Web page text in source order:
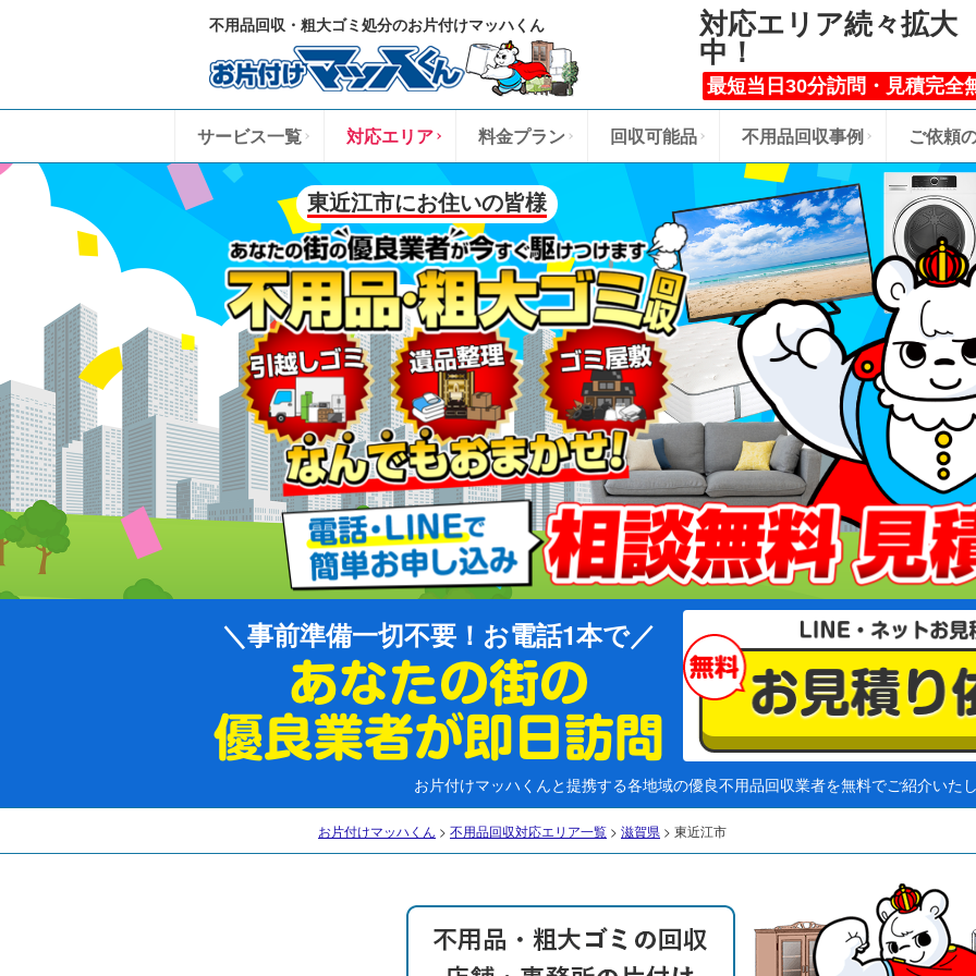
不用品回収・粗大ゴミ処分のお片付けマッハくん 対応エリア続々拡大
中！
最短当日30分訪問・見積完全
サービス一覧 対応エリア 料金プラン 回収可能品 不用品回収事例 ご依頼
東近江市にお住いの皆様
事前準備一切不要！お電話1本で
お片付けマッハくんと提携する各地域の優良不用品回収業者を無料でご紹介いた
お片付けマッハくん > 不用品回収対応エリア一覧 > 滋賀県 > 東近江市